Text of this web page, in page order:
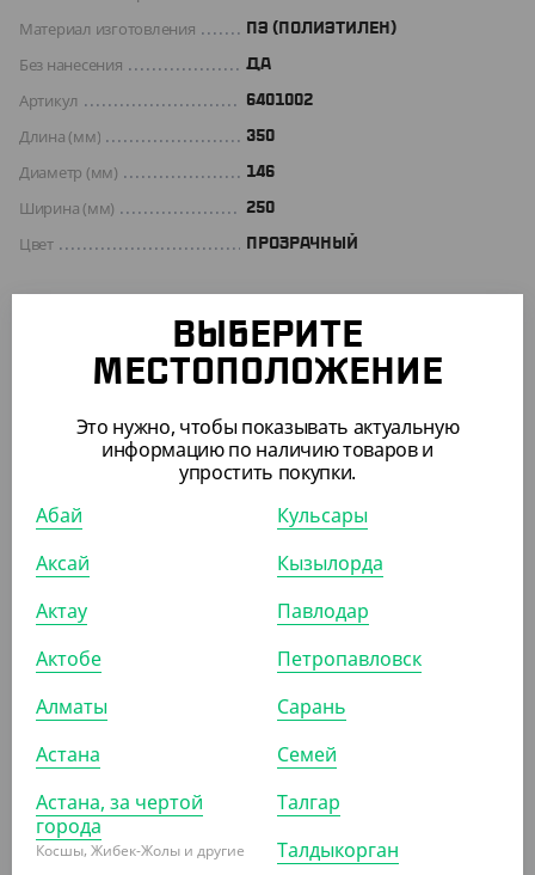
Материал изготовления ПЭ (ПОЛИЭТИЛЕН)
Без нанесения ДА
Артикул 6401002
Длина (мм) 350
Диаметр (мм) 146
Ширина (мм) 250
Цвет ПРОЗРАЧНЫЙ
К ЭТОМУ ТОВАРУ ПОДХОДЯТ
АРТ. 6401201
2 840
(28.40
ПОХОЖИЕ ТОВАРЫ
ВЫБЕРИТЕ
МЕСТОПОЛОЖЕНИЕ
Это нужно, чтобы показывать актуальную
информацию по наличию товаров и
упростить покупки.
Абай
Аксай
Актау
Актобе
Алматы
Астана
Астана, за чертой
города
Косшы, Жибек-Жолы и другие
Кульсары
Кызылорда
Павлодар
Петропавловск
Сарань
Семей
Талгар
Талдыкорган